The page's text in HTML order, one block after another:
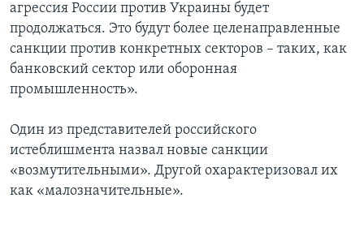
агрессия России против Украины будет
продолжаться. Это будут более целенаправленные
санкции против конкретных секторов – таких, как
банковский сектор или оборонная
промышленность».
Один из представителей российского
истеблишмента назвал новые санкции
«возмутительными». Другой охарактеризовал их
как «малозначительные».